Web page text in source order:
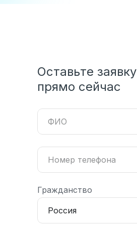
Оставьте заявку
прямо сейчас
Гражданство